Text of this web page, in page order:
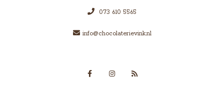
073 610 5565
info@chocolaterievink.nl